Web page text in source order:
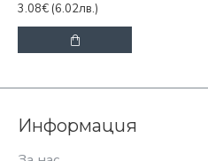
3.08€ (6.02лв.)
Информация